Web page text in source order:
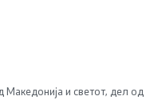
Македонија и светот, дел